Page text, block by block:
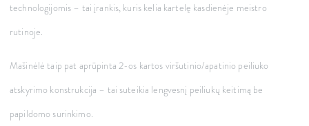
technologijomis – tai įrankis, kuris kelia kartelę kasdienėje meistro
rutinoje.
Mašinėlė taip pat aprūpinta 2-os kartos viršutinio/apatinio peiliuko
atskyrimo konstrukcija – tai suteikia lengvesnį peiliukų keitimą be
papildomo surinkimo.